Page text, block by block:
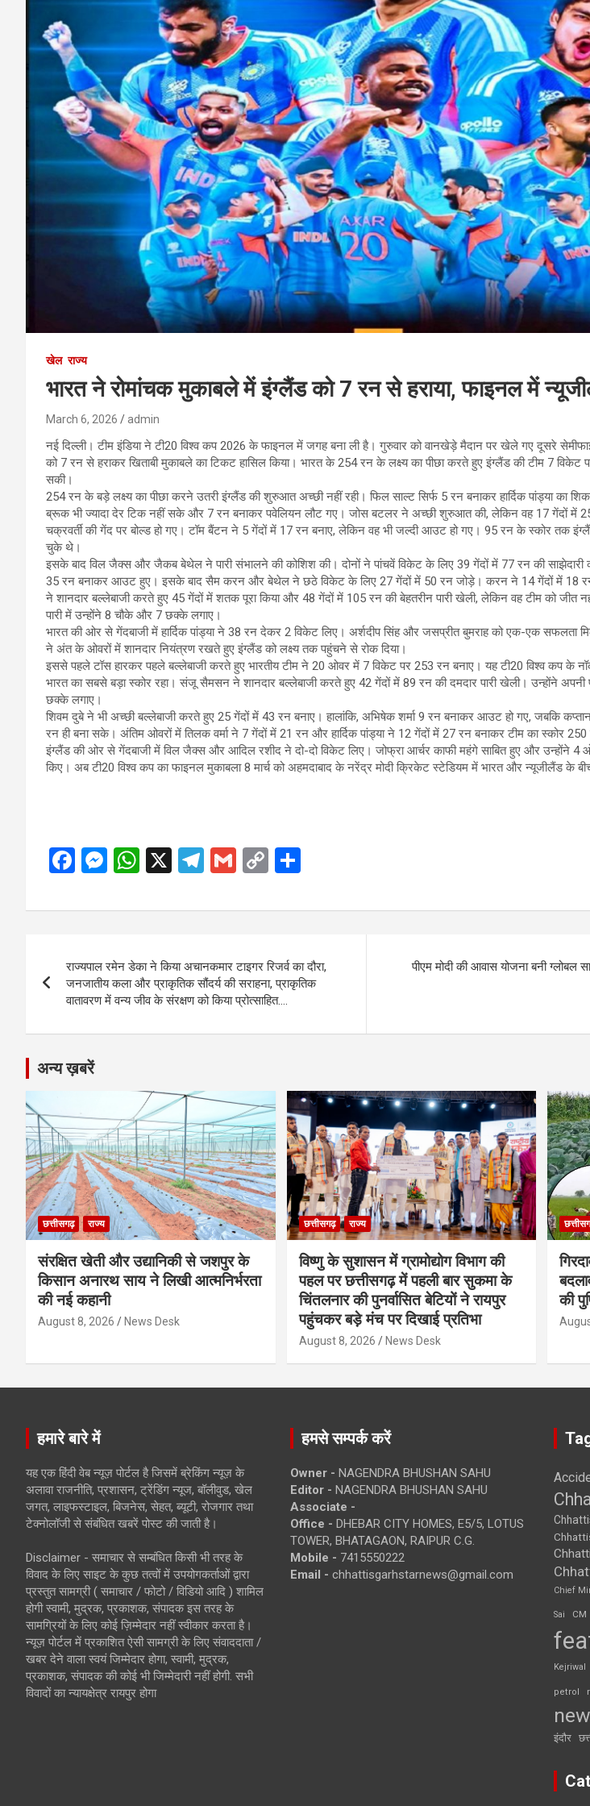
खेल राज्य
भारत ने रोमांचक मुकाबले में इंग्लैंड को 7 रन से हराया, फाइनल में
March 6, 2026 admin
नई दिल्ली। टीम इंडिया ने टी20 विश्व कप 2026 के फाइनल में जगह बना ली है। गुरुवार को वानखेड़े मैदान पर खेले गए दूसरे
को 7 रन से हराकर खिताबी मुकाबले का टिकट हासिल किया। भारत के 254 रन के लक्ष्य का पीछा करते हुए इंग्लैंड की टीम 7 विकेट
सकी।
254 रन के बड़े लक्ष्य का पीछा करने उतरी इंग्लैंड की शुरुआत अच्छी नहीं रही। फिल साल्ट सिर्फ 5 रन बनाकर हार्दिक पांड्या का
ब्रूक भी ज्यादा देर टिक नहीं सके और 7 रन बनाकर पवेलियन लौट गए। जोस बटलर ने अच्छी शुरुआत की, लेकिन वह 17 गेंदों में
चक्रवर्ती की गेंद पर बोल्ड हो गए। टॉम बैंटन ने 5 गेंदों में 17 रन बनाए, लेकिन वह भी जल्दी आउट हो गए। 95 रन के स्कोर तक
चुके थे।
इसके बाद विल जैक्स और जैकब बेथेल ने पारी संभालने की कोशिश की। दोनों ने पांचवें विकेट के लिए 39 गेंदों में 77 रन की
35 रन बनाकर आउट हुए। इसके बाद सैम करन और बेथेल ने छठे विकेट के लिए 27 गेंदों में 50 रन जोड़े। करन ने 14 गेंदों में 18
ने शानदार बल्लेबाजी करते हुए 45 गेंदों में शतक पूरा किया और 48 गेंदों में 105 रन की बेहतरीन पारी खेली, लेकिन वह टीम को जीत
पारी में उन्होंने 8 चौके और 7 छक्के लगाए।
भारत की ओर से गेंदबाजी में हार्दिक पांड्या ने 38 रन देकर 2 विकेट लिए। अर्शदीप सिंह और जसप्रीत बुमराह को एक-एक सफलता
ने अंत के ओवरों में शानदार नियंत्रण रखते हुए इंग्लैंड को लक्ष्य तक पहुंचने से रोक दिया।
इससे पहले टॉस हारकर पहले बल्लेबाजी करते हुए भारतीय टीम ने 20 ओवर में 7 विकेट पर 253 रन बनाए। यह टी20 विश्व कप के
भारत का सबसे बड़ा स्कोर रहा। संजू सैमसन ने शानदार बल्लेबाजी करते हुए 42 गेंदों में 89 रन की दमदार पारी खेली। उन्होंने अपनी
छक्के लगाए।
शिवम दुबे ने भी अच्छी बल्लेबाजी करते हुए 25 गेंदों में 43 रन बनाए। हालांकि, अभिषेक शर्मा 9 रन बनाकर आउट हो गए, जबकि कप्तान
रन ही बना सके। अंतिम ओवरों में तिलक वर्मा ने 7 गेंदों में 21 रन और हार्दिक पांड्या ने 12 गेंदों में 27 रन बनाकर टीम का स्कोर 250
इंग्लैंड की ओर से गेंदबाजी में विल जैक्स और आदिल रशीद ने दो-दो विकेट लिए। जोफ्रा आर्चर काफी महंगे साबित हुए और उन्होंने 4
किए। अब टी20 विश्व कप का फाइनल मुकाबला 8 मार्च को अहमदाबाद के नरेंद्र मोदी क्रिकेट स्टेडियम में भारत और न्यूजीलैंड के
F
ce
o
o
k
M
se
g
er
W
at
A
p
p
X
T
e
a
m
G
ail
C
py
n
k
ar
navigation
राज्यपाल रमेन डेका ने किया अचानकमार टाइगर रिजर्व का दौरा,
जनजातीय कला और प्राकृतिक सौंदर्य की सराहना, प्राकृतिक
वातावरण में वन्य जीव के संरक्षण को किया प्रोत्साहित….
पीएम मोदी की आवास योजना बनी ग्लोबल
अन्य ख़बरें
छत्तीसगढ़ राज्य
संरक्षित खेती और उद्यानिकी से जशपुर के
किसान अनारथ साय ने लिखी आत्मनिर्भरता
की नई कहानी
August 8, 2026 News Desk
छत्तीसगढ़ राज्य
विष्णु के सुशासन में ग्रामोद्योग विभाग की
पहल पर छत्तीसगढ़ में पहली बार सुकमा के
चिंतलनार की पुनर्वासित बेटियों ने रायपुर
पहुंचकर बड़े मंच पर दिखाई प्रतिभा
August 8, 2026 News Desk
की
हमारे बारे में
यह एक हिंदी वेब न्यूज़ पोर्टल है जिसमें ब्रेकिंग न्यूज़ के
अलावा राजनीति, प्रशासन, ट्रेंडिंग न्यूज, बॉलीवुड, खेल
जगत, लाइफस्टाइल, बिजनेस, सेहत, ब्यूटी, रोजगार तथा
टेक्नोलॉजी से संबंधित खबरें पोस्ट की जाती है।
Disclaimer - समाचार से सम्बंधित किसी भी तरह के
विवाद के लिए साइट के कुछ तत्वों में उपयोगकर्ताओं द्वारा
प्रस्तुत सामग्री ( समाचार / फोटो / विडियो आदि ) शामिल
होगी स्वामी, मुद्रक, प्रकाशक, संपादक इस तरह के
सामग्रियों के लिए कोई ज़िम्मेदार नहीं स्वीकार करता है।
न्यूज़ पोर्टल में प्रकाशित ऐसी सामग्री के लिए संवाददाता /
खबर देने वाला स्वयं जिम्मेदार होगा, स्वामी, मुद्रक,
प्रकाशक, संपादक की कोई भी जिम्मेदारी नहीं होगी. सभी
विवादों का न्यायक्षेत्र रायपुर होगा
हमसे सम्पर्क करें
Owner - NAGENDRA BHUSHAN SAHU
Editor - NAGENDRA BHUSHAN SAHU
Associate -
Office - DHEBAR CITY HOMES, E5/5, LOTUS
TOWER, BHATAGAON, RAIPUR C.G.
Mobile - 7415550222
Email - chhattisgarhstarnews@gmail.com
Chief
Sai CM
Kejriwal
petrol
इंदौर